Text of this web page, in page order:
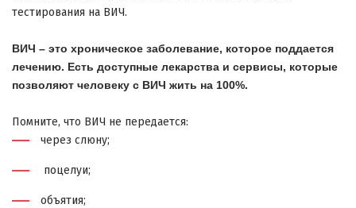
тестирования на ВИЧ.
ВИЧ – это хроническое заболевание, которое поддается
лечению. Есть доступные лекарства и сервисы, которые
позволяют человеку с ВИЧ жить на 100%.
Помните, что ВИЧ не передается:
через слюну;
поцелуи;
объятия;